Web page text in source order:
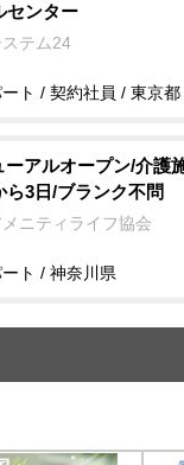
センター
テム24
ト / 契約社員 / 東京都
ーアルオープン/介護
ら3日/ブランク不問
ニティライフ協会
ト / 神奈川県